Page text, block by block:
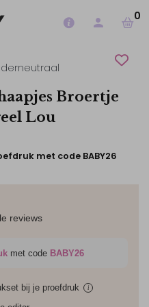
0
Broertje
Lou
met code BABY26
reviews
met code BABY26
bij je proefdruk i